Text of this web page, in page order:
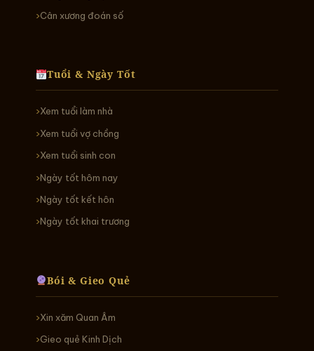
Cân xương đoán số
Tuổi & Ngày Tốt
Xem tuổi làm nhà
Xem tuổi vợ chồng
Xem tuổi sinh con
Ngày tốt hôm nay
Ngày tốt kết hôn
Ngày tốt khai trương
Bói & Gieo Quẻ
Xin xăm Quan Âm
Gieo quẻ Kinh Dịch